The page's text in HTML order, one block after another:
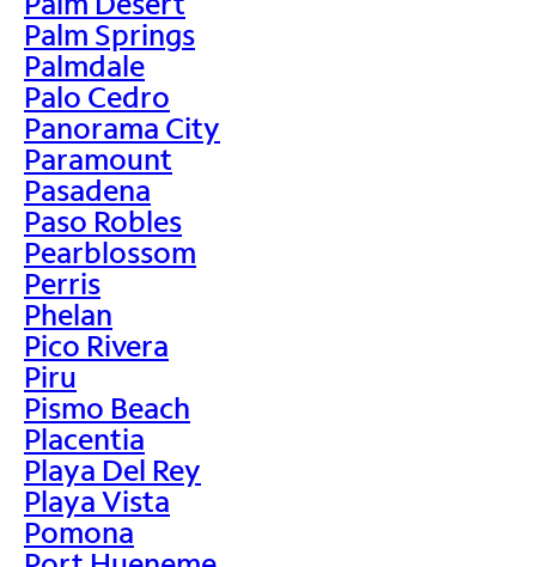
Palm Springs
Palmdale
Palo Cedro
Panorama City
Paramount
Pasadena
Paso Robles
Pearblossom
Perris
Phelan
Pico Rivera
Piru
Pismo Beach
Placentia
Playa Del Rey
Playa Vista
Pomona